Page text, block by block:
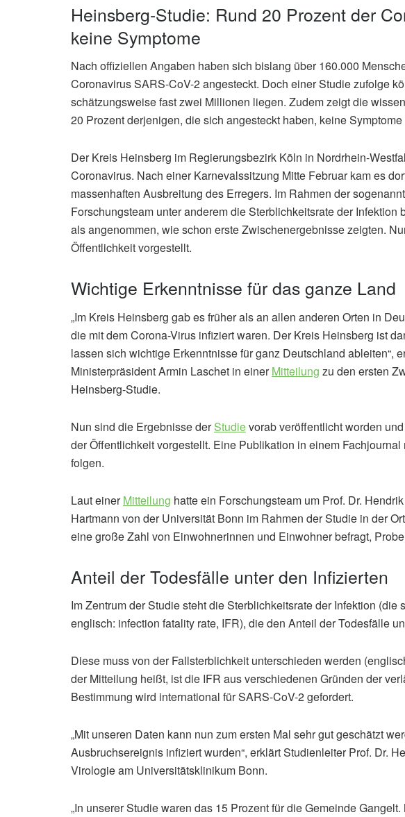
Heinsberg-Studie: Rund 20 Prozent der
keine Symptome
Nach offiziellen Angaben haben sich bislang über 160.000
Coronavirus SARS-CoV-2 angesteckt. Doch einer Studie zufolge
schätzungsweise fast zwei Millionen liegen. Zudem zeigt die
20 Prozent derjenigen, die sich angesteckt haben, keine Symptome
Der Kreis Heinsberg im Regierungsbezirk Köln in Nordrhein-
Coronavirus. Nach einer Karnevalssitzung Mitte Februar kam es
massenhaften Ausbreitung des Erregers. Im Rahmen der
Forschungsteam unter anderem die Sterblichkeitsrate der Infektion
als angenommen, wie schon erste Zwischenergebnisse zeigten.
Öffentlichkeit vorgestellt.
Wichtige Erkenntnisse für das ganze Land
„Im Kreis Heinsberg gab es früher als an allen anderen Orten in
die mit dem Corona-Virus infiziert waren. Der Kreis Heinsberg ist
lassen sich wichtige Erkenntnisse für ganz Deutschland ableiten“,
Ministerpräsident Armin Laschet in einerMitteilung zu den ersten
Heinsberg-Studie.
Nun sind die Ergebnisse derStudievorab veröffentlicht worden
der Öffentlichkeit vorgestellt. Eine Publikation in einem
folgen.
Laut einerMitteilung hatte ein Forschungsteam um Prof. Dr.
Hartmann von der Universität Bonn im Rahmen der Studie in der
eine große Zahl von Einwohnerinnen und Einwohner befragt,
Anteil der Todesfälle unter den Infizierten
Im Zentrum der Studie steht die Sterblichkeitsrate der Infektion (die
englisch: infection fatality rate, IFR), die den Anteil der Todesfälle
Diese muss von der Fallsterblichkeit unterschieden werden
der Mitteilung heißt, ist die IFR aus verschiedenen Gründen der
Bestimmung wird international für SARS-CoV-2 gefordert.
„Mit unseren Daten kann nun zum ersten Mal sehr gut geschätzt
Ausbruchsereignis infiziert wurden“, erklärt Studienleiter Prof. Dr.
Virologie am Universitätsklinikum Bonn.
„In unserer Studie waren das 15 Prozent für die Gemeinde